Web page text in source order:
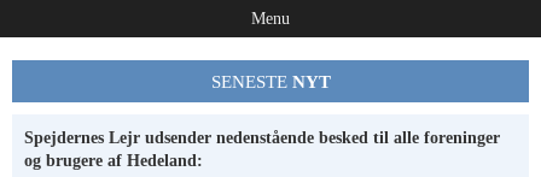
Menu
SENESTE NYT
Spejdernes Lejr udsender nedenstående besked til alle foreninger
og brugere af Hedeland: